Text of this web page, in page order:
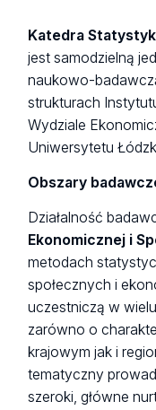
Katedra
jest samodzielną
naukowo-
strukturach
Wydziale
Uniwersytetu
Obszary
Działalność
Ekonomicznej i
metodach
społecznych i
uczestniczą w
zarówno o
krajowym jak i
tematyczny
szeroki, główne